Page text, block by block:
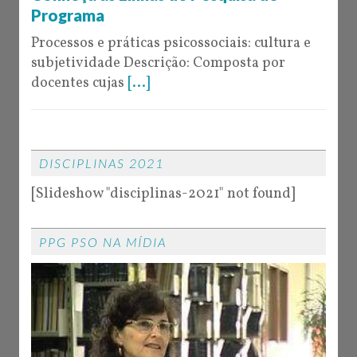
Programa
Processos e práticas psicossociais: cultura e
subjetividade Descrição: Composta por
docentes cujas [...]
DISCIPLINAS 2021
[Slideshow "disciplinas-2021" not found]
PPG PSO NA MÍDIA